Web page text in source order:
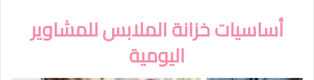
أساسيات خزانة الملابس للمشاوير
اليومية